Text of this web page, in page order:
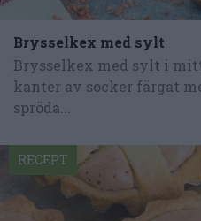
Brysselkex med sylt
Brysselkex med sylt i
kanter av socker färgat
spröda...
RECEPT